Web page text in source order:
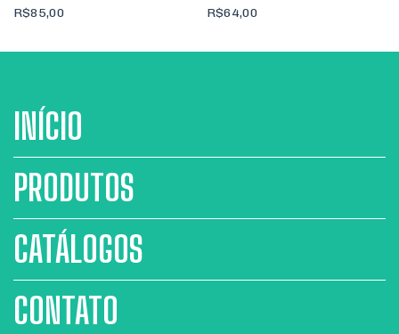
R$85,00
R$64,00
INÍCIO
PRODUTOS
CATÁLOGOS
CONTATO